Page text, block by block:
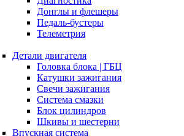
Донглы и флешеры
Педаль-бустеры
Телеметрия
Детали двигателя
Головка блока | ГБЦ
Катушки зажигания
Свечи зажигания
Система смазки
Блок цилиндров
Шкивы и шестерни
Впускная система